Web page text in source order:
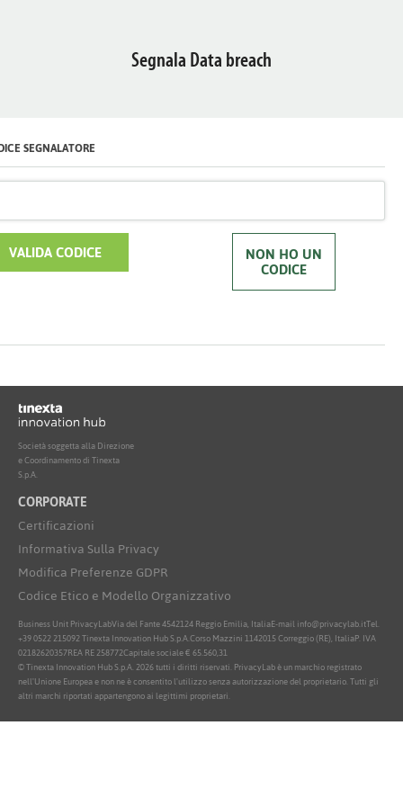
Segnala Data breach
SEGNALATORE
VALIDA CODICE NON HO UN
CODICE
Società soggetta alla Direzione
e Coordinamento di Tinexta
S.p.A.
CORPORATE
Certificazioni
Informativa Sulla Privacy
Modifica Preferenze GDPR
Codice Etico e Modello Organizzativo
Business Unit PrivacyLabVia del Fante 4542124 Reggio Emilia, ItaliaE-mail info@privacylab.itTel.
+39 0522 215092Tinexta Innovation Hub S.p.A.Corso Mazzini 1142015 Correggio (RE), ItaliaP. IVA
02182620357REA RE 258772Capitale sociale € 65.560,31
© Tinexta Innovation Hub S.p.A. 2026 tutti i diritti riservati. PrivacyLab è un marchio registrato
nell'Unione Europea e non ne è consentito l'utilizzo senza autorizzazione del proprietario. Tutti gli
altri marchi riportati appartengono ai legittimi proprietari.